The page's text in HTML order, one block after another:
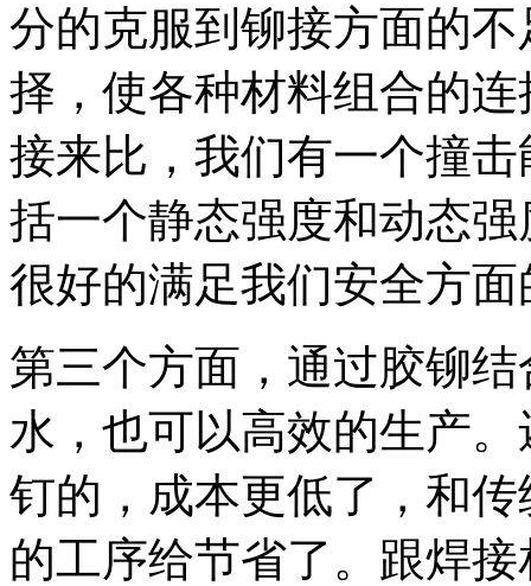
分的克服到铆接方面的
择，使各种材料组合的
接来比，我们有一个撞
括一个静态强度和动态
很好的满足我们安全方
第三个方面，通过胶铆
水，也可以高效的生产
钉的，成本更低了，和
的工序给节省了。跟焊